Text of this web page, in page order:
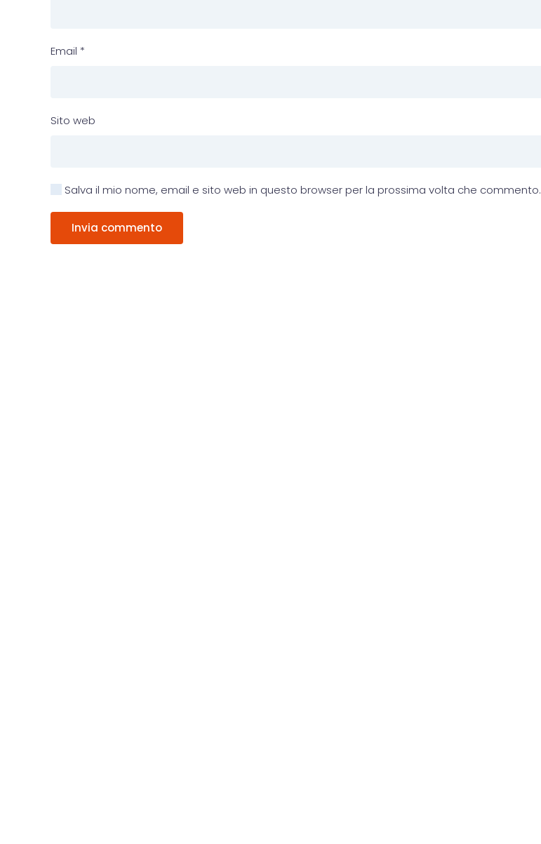
Email *
Sito web
Salva il mio nome, email e sito web in questo browser per la prossima volta che commento.
Invia commento